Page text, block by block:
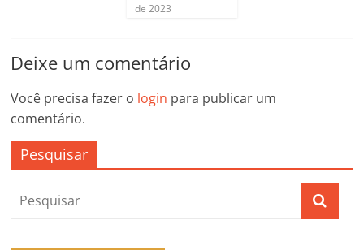
de 2023
Deixe um comentário
Você precisa fazer o login para publicar um
comentário.
Pesquisar